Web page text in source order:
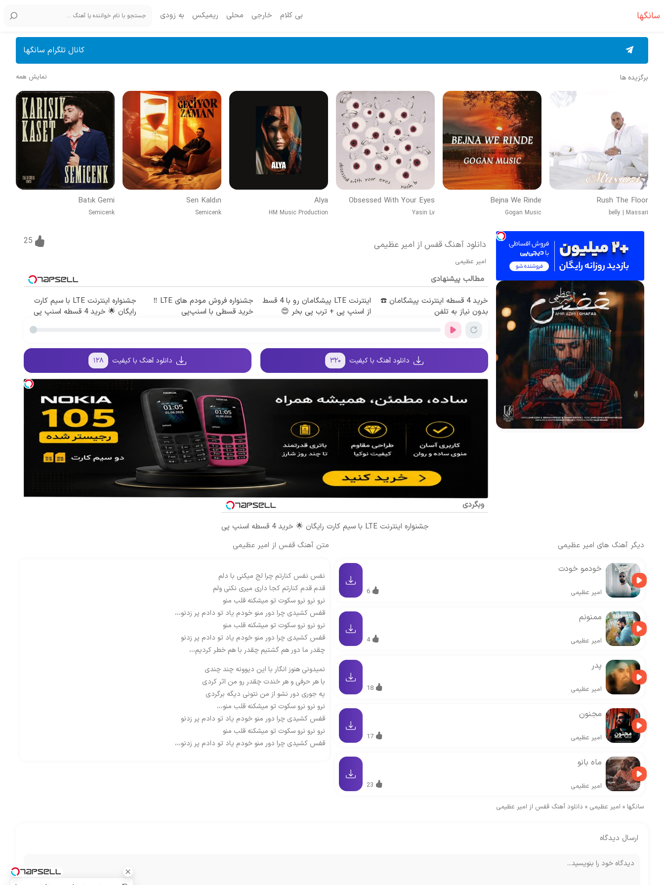
سانگها بی کلام خارجی محلی ریمیکس به زودی
کانال تلگرام سانگها
برگزیده ها نمایش همه
Rush The Floor
belly | Massari
Bejna We Rinde
Gogan Music
Obsessed With Your Eyes
Yasin Lv
Alya
HM Music Production
Sen Kaldın
Semicenk
Batık Gemi
Semicenk
دانلود آهنگ قفس از امیر عظیمی
امیر عظیمی
25
مطالب پیشنهادی
خرید 4 قسطه اینترنت پیشگامان ☎️
بدون نیاز به تلفن
اینترنت LTE پیشگامان رو با 4 قسط
از اسنپ پی + ترب پی بخر 😍
جشنواره فروش مودم های LTE ‼️
خرید قسطی با اسنپ‌پی
جشنواره اینترنت LTE با سیم کارت
رایگان 🌟 خرید 4 قسطه اسنپ پی
دانلود آهنگ با کیفیت ۳۲۰ دانلود آهنگ با کیفیت ۱۲۸
وبگردی
جشنواره اینترنت LTE با سیم کارت رایگان 🌟 خرید 4 قسطه اسنپ پی
متن آهنگ قفس از امیر عظیمی
نفس نفس کنارتم چرا لج میکنی با دلم
قدم قدم کنارتم کجا داری میری نکنی ولم
نرو نرو نرو سکوت تو میشکنه قلب منو
قفس کشیدی چرا دور منو خودم یاد تو دادم پر زدنو،،،
نرو نرو نرو سکوت تو میشکنه قلب منو
قفس کشیدی چرا دور منو خودم یاد تو دادم پر زدنو
چقدر ما دور هم گشتیم چقدر با هم خطر کردیم،،،
نمیدونی هنوز انگار با این دیوونه چند چندی
با هر حرفی و هر خندت چقدر رو من اثر کردی
یه جوری دور نشو از من نتونی دیگه برگردی
نرو نرو نرو سکوت تو میشکنه قلب منو،،،
قفس کشیدی چرا دور منو خودم یاد تو دادم پر زدنو
نرو نرو نرو سکوت تو میشکنه قلب منو
قفس کشیدی چرا دور منو خودم یاد تو دادم پر زدنو،،،
دیگر آهنگ های امیر عظیمی
خودمو خودت
امیر عظیمی 6
ممنونم
امیر عظیمی 4
پدر
امیر عظیمی 18
مجنون
امیر عظیمی 17
ماه بانو
امیر عظیمی 23
سانگها » امیر عظیمی » دانلود آهنگ قفس از امیر عظیمی
ارسال دیدگاه